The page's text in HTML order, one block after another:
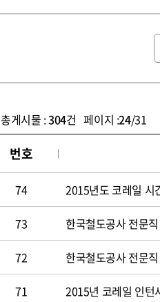
총게시물 :304건 페이지 :24/31
번호
74 2015년도 코레일 시
73 한국철도공사 전문
72 한국철도공사 전문
71 2015년 코레일 인턴